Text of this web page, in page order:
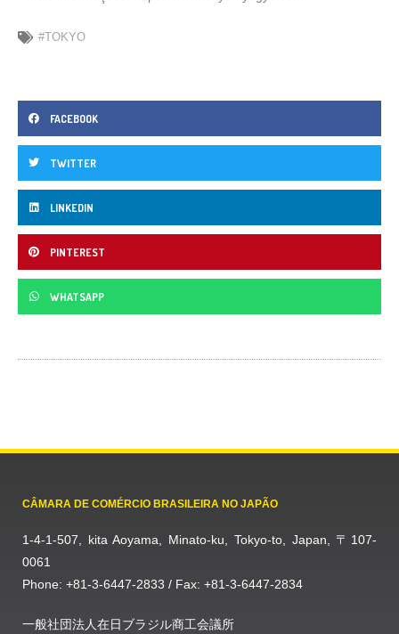
#TOKYO
FACEBOOK
TWITTER
LINKEDIN
PINTEREST
WHATSAPP
CÂMARA DE COMÉRCIO BRASILEIRA NO JAPÃO
1-4-1-507, kita Aoyama, Minato-ku, Tokyo-to, Japan, 〒107-
0061
Phone: +81-3-6447-2833 / Fax: +81-3-6447-2834
一般社団法人在日ブラジル商工会議所